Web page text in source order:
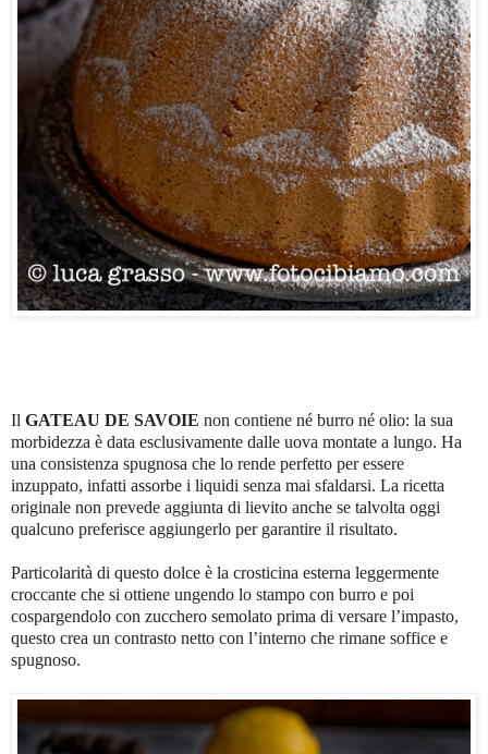
Il GATEAU DE SAVOIE non contiene né burro né olio: la sua
morbidezza è data esclusivamente dalle uova montate a lungo. Ha
una consistenza spugnosa che lo rende perfetto per essere
inzuppato, infatti assorbe i liquidi senza mai sfaldarsi. La ricetta
originale non prevede aggiunta di lievito anche se talvolta oggi
qualcuno preferisce aggiungerlo per garantire il risultato.
Particolarità di questo dolce è la crosticina esterna leggermente
croccante che si ottiene ungendo lo stampo con burro e poi
cospargendolo con zucchero semolato prima di versare l’impasto,
questo crea un contrasto netto con l’interno che rimane soffice e
spugnoso.